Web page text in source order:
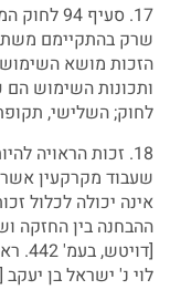
17. סעיף
שרק בהתקיימם
הזכות מושא השימוש
לחוק; השלישי, תקופת
שעבוד מקרקעין אשר
אינה יכולה לכלול
ההבחנה בין החזקה